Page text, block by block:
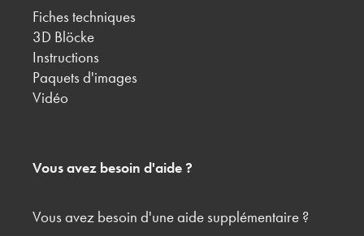
Fiches techniques
3D Blöcke
Instructions
Paquets d'images
Vidéo
Vous avez besoin d'aide ?
Vous avez besoin d'une aide supplémentaire ?